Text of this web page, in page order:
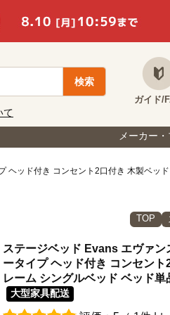
ガイド/
て
メーカー
ヘッド付き コンセント2口付き 木製ベッ
TOP
ステージベッド Evans エヴァン
ータイプ ヘッド付き コンセン
レーム シングルベッド ベッド
大型家具配送